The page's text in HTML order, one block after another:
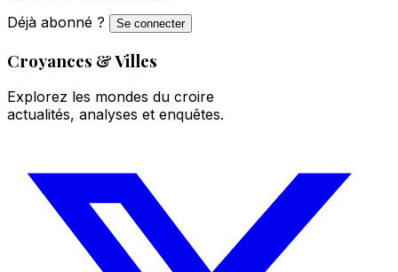
Déjà abonné ?
Se connecter
Croyances & Villes
Explorez les mondes du croire
actualités, analyses et enquêtes.